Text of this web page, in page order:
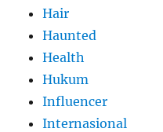
Hair
Haunted
Health
Hukum
Influencer
Internasional